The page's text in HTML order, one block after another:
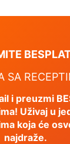
SA
i preuzmi
Uživaj u
koja će
najdraže.